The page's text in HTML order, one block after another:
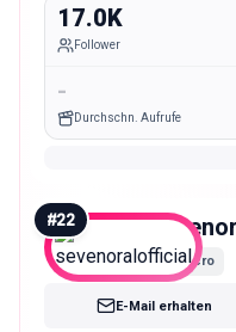
17.0K
Follower
-
Durchschn. Aufrufe
#22
Micro
E-Mail erhalten